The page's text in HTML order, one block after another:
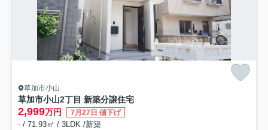
草加市小山
草加市小山2丁目 新築分譲住宅
2,999万円 7月27日 値下げ
- / 71.93㎡ / 3LDK /新築